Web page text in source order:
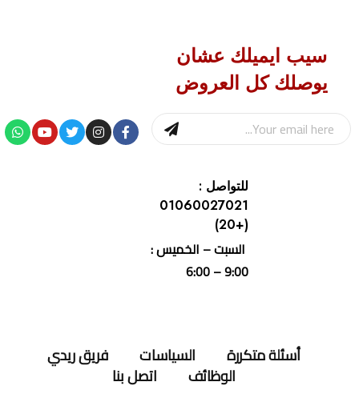
سيب ايميلك عشان
يوصلك كل العروض
للتواصل :
01060027021
(+20)
السبت – الخميس :
9:00 – 6:00
أسئلة متكررة السياسات فريق ريدي
الوظائف اتصل بنا